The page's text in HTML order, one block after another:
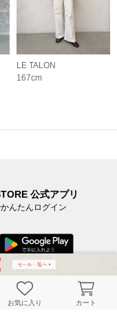
LE TALON
167cm
公式アプリ
んたんログイン
お気に入り カート